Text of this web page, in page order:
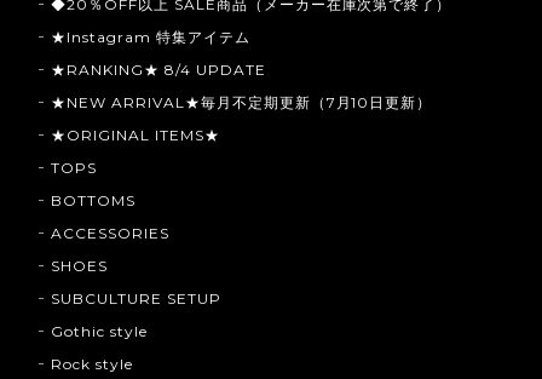
◆20％OFF以上 SALE商品（メーカー在庫次第で終了）
★Instagram 特集アイテム
★RANKING★ 8/4 UPDATE
★NEW ARRIVAL★毎月不定期更新（7月10日更新）
★ORIGINAL ITEMS★
TOPS
BOTTOMS
ACCESSORIES
SHOES
SUBCULTURE SETUP
Gothic style
Rock style